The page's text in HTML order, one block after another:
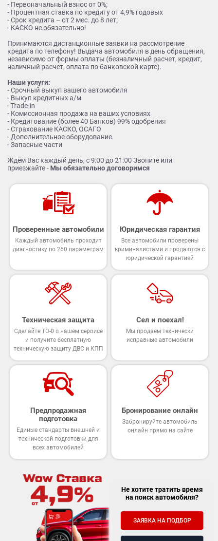
- Первоначальный взнос от 0%;
- Процентная ставка по кредиту от 4,9% годовых
- Срок кредита – от 2 мес. до 8 лет;
- КАСКО не обязательно!
Принимаются дистанционные заявки на рассмотрение
кредита по телефону! Выдача автомобиля в день обращения,
независимо от формы оплаты (безналичный расчет, кредит,
наличный расчет, оплата по банковской карте).
Наши услуги:
- Срочный выкуп вашего автомобиля
- Выкуп кредитных а/м
- Trade-in
- Комиссионная продажа на ваших условиях
- Кредитование (более 40 Банков) 99% одобрения
- Страхование КАСКО, ОСАГО
- Дополнительное оборудование
- Запасные части
Ждём Вас каждый день, с 9:00 до 21:00 Звоните или
приезжайте - Мы обязательно договоримся
Проверенные автомобили
Каждый автомобиль проходит
диагностику по 250 параметрам
Юридическая гарантия
Все автомобили проверены
криминалистами и продаются с
юридической гарантией
Техническая защита
Сделайте ТО-0 в нашем сервисе
и получите бесплатную
техническую защиту ДВС и КПП
Сел и поехал!
Мы продаем технически
исправные автомобили
Предпродажная
подготовка
Единые стандарты внешней и
технической подготовки для
всех автомобилей
Бронирование онлайн
Забронируйте автомобиль
онлайн прямо на сайте
Не хотите тратить время
на поиск автомобиля?
ЗАЯВКА НА ПОДБОР